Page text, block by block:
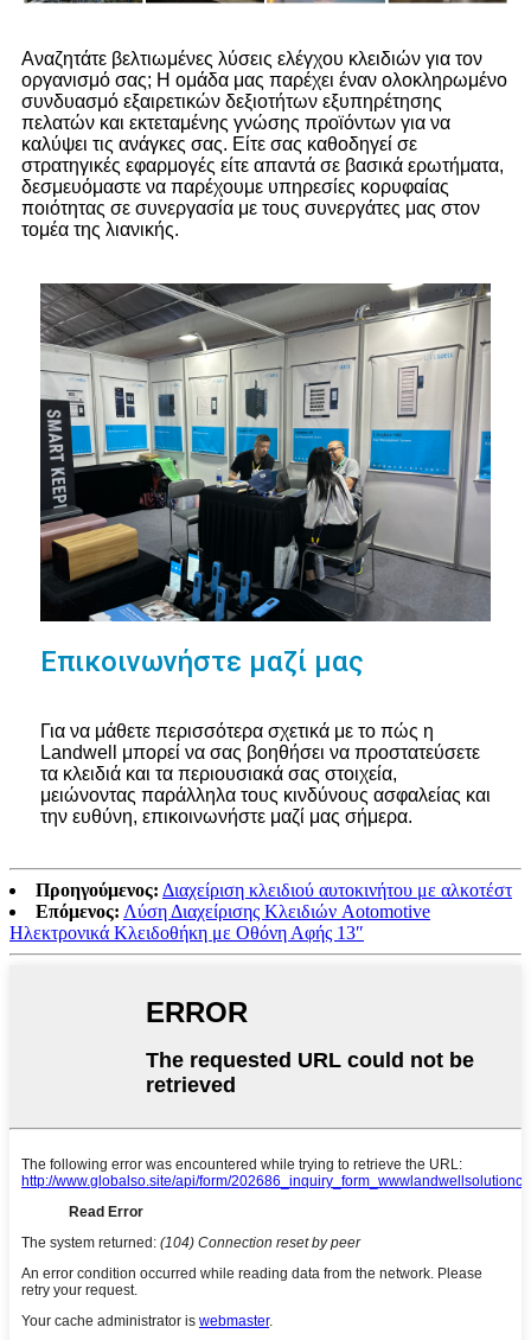
Αναζητάτε βελτιωμένες λύσεις ελέγχου κλειδιών για τον
οργανισμό σας; Η ομάδα μας παρέχει έναν ολοκληρωμένο
συνδυασμό εξαιρετικών δεξιοτήτων εξυπηρέτησης
πελατών και εκτεταμένης γνώσης προϊόντων για να
καλύψει τις ανάγκες σας. Είτε σας καθοδηγεί σε
στρατηγικές εφαρμογές είτε απαντά σε βασικά ερωτήματα,
δεσμευόμαστε να παρέχουμε υπηρεσίες κορυφαίας
ποιότητας σε συνεργασία με τους συνεργάτες μας στον
τομέα της λιανικής.
Επικοινωνήστε μαζί μας
Για να μάθετε περισσότερα σχετικά με το πώς η
Landwell μπορεί να σας βοηθήσει να προστατεύσετε
τα κλειδιά και τα περιουσιακά σας στοιχεία,
μειώνοντας παράλληλα τους κινδύνους ασφαλείας και
την ευθύνη, επικοινωνήστε μαζί μας σήμερα.
Προηγούμενος: Διαχείριση κλειδιού αυτοκινήτου με αλκοτέστ
Επόμενος: Λύση Διαχείρισης Κλειδιών Aotomotive
Ηλεκτρονικά Κλειδοθήκη με Οθόνη Αφής 13″